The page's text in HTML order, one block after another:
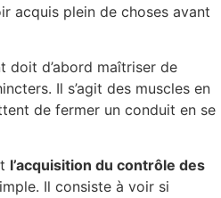
acquis plein de choses avant
doit d’abord maîtriser de
Il s’agit des muscles en
de fermer un conduit en se
l’acquisition du contrôle des
Il consiste à voir si